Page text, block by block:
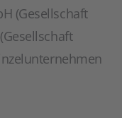
(Gesellschaft